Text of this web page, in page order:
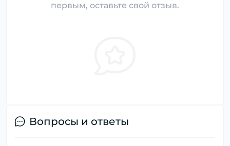
первым, оставьте свой отзыв.
Вопросы и ответы